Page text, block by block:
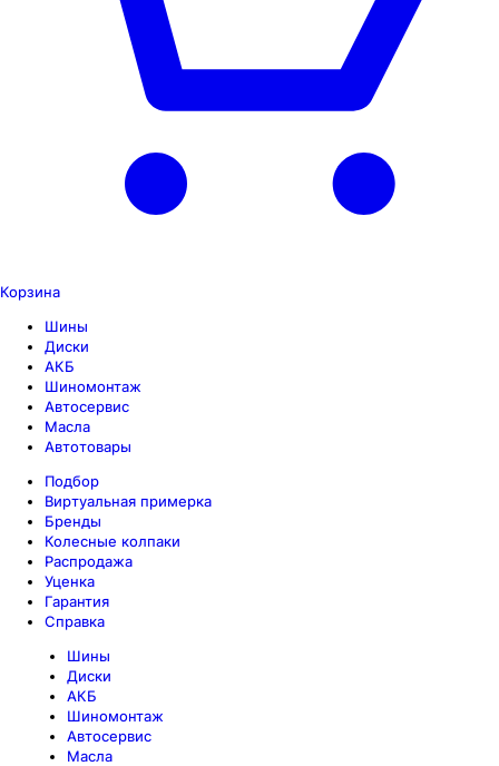
Корзина
Шины
Диски
АКБ
Шиномонтаж
Автосервис
Масла
Автотовары
Подбор
Виртуальная примерка
Бренды
Колесные колпаки
Распродажа
Уценка
Гарантия
Справка
Шины
Диски
АКБ
Шиномонтаж
Автосервис
Масла